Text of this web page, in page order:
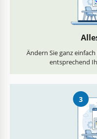
Ändern Sie ganz
entsprechend
3